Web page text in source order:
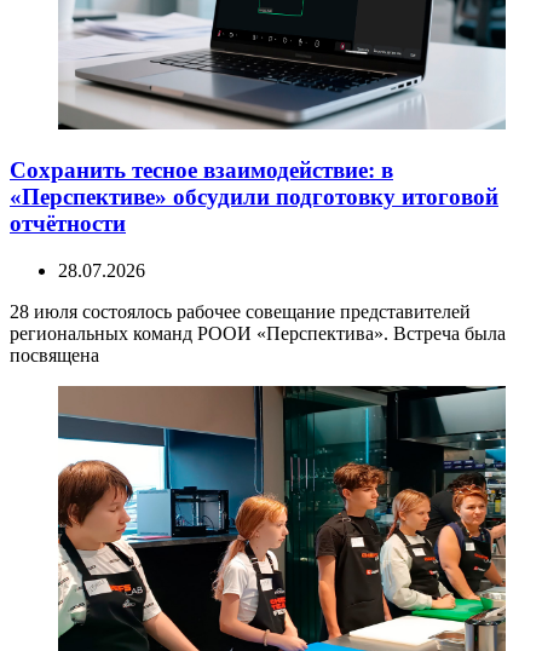
Сохранить тесное взаимодействие: в
«Перспективе» обсудили подготовку итоговой
отчётности
28.07.2026
28 июля состоялось рабочее совещание представителей
региональных команд РООИ «Перспектива». Встреча была
посвящена